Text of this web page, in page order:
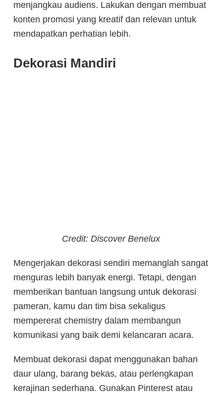
menjangkau audiens. Lakukan dengan membuat
konten promosi yang kreatif dan relevan untuk
mendapatkan perhatian lebih.
Dekorasi Mandiri
Credit: Discover Benelux
Mengerjakan dekorasi sendiri memanglah sangat
menguras lebih banyak energi. Tetapi, dengan
memberikan bantuan langsung untuk dekorasi
pameran, kamu dan tim bisa sekaligus
mempererat chemistry dalam membangun
komunikasi yang baik demi kelancaran acara.
Membuat dekorasi dapat menggunakan bahan
daur ulang, barang bekas, atau perlengkapan
kerajinan sederhana. Gunakan Pinterest atau